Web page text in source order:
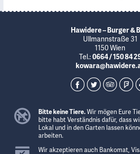
Hawidere – Burger &
Ullmannstraße 31
1150 Wien
Tel.:0664 / 150 84
Bitte keine Tiere.Wir mögen Eure
bitte habt Verständnis dafür, dass
Lokal und in den Garten lassen
arbeiten.
Wir akzeptieren auch Bankomat,